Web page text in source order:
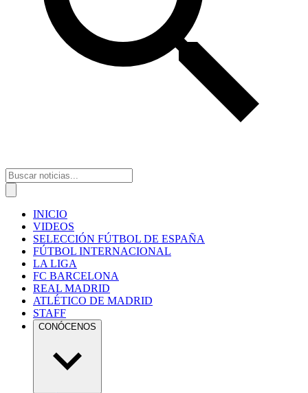
INICIO
VIDEOS
SELECCIÓN FÚTBOL DE ESPAÑA
FÚTBOL INTERNACIONAL
LA LIGA
FC BARCELONA
REAL MADRID
ATLÉTICO DE MADRID
STAFF
CONÓCENOS